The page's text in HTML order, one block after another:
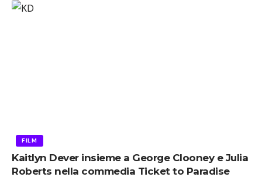
FILM
Kaitlyn Dever insieme a George Clooney e Julia
Roberts nella commedia Ticket to Paradise